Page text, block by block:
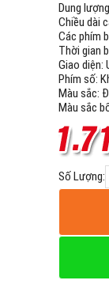
Dung
Chiều dài
Các phím
Thời gian
Giao diện:
Phím số:
Màu sắc:
Màu sắc
Số Lượng: